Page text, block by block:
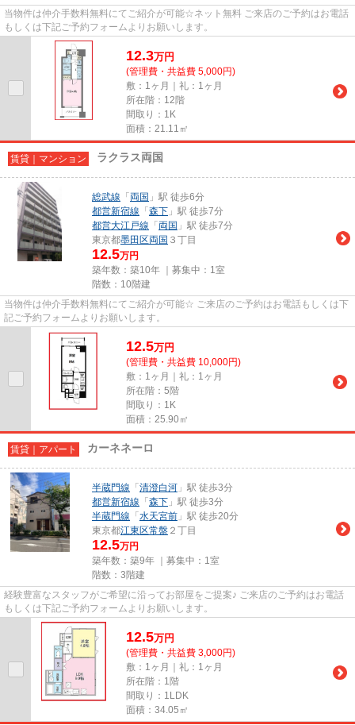
当物件は仲介手数料無料にてご紹介が可能☆ネット無料 ご来店のご予約はお電話
もしくは下記ご予約フォームよりお願いします。
12.3万円
(管理費・共益費 5,000円)
敷：1ヶ月｜礼：1ヶ月
所在階：12階
間取り：1K
面積：21.11㎡
賃貸｜マンション ラクラス両国
総武線 「 両国 」駅 徒歩6分
都営新宿線 「 森下 」駅 徒歩7分
都営大江戸線 「 両国 」駅 徒歩7分
東京都墨田区両国 ３丁目
12.5万円
築年数：築10年 ｜募集中： 1室
階数：10階建
当物件は仲介手数料無料にてご紹介が可能☆ ご来店のご予約はお電話もしくは下
記ご予約フォームよりお願いします。
12.5万円
(管理費・共益費 10,000円)
敷：1ヶ月｜礼：1ヶ月
所在階：5階
間取り：1K
面積：25.90㎡
賃貸｜アパート カーネネーロ
半蔵門線 「 清澄白河 」駅 徒歩3分
都営新宿線 「 森下 」駅 徒歩3分
半蔵門線 「 水天宮前 」駅 徒歩20分
東京都江東区常盤 ２丁目
12.5万円
築年数：築9年 ｜募集中： 1室
階数：3階建
経験豊富なスタッフがご希望に沿ってお部屋をご提案♪ ご来店のご予約はお電話
もしくは下記ご予約フォームよりお願いします。
12.5万円
(管理費・共益費 3,000円)
敷：1ヶ月｜礼：1ヶ月
所在階：1階
間取り：1LDK
面積：34.05㎡